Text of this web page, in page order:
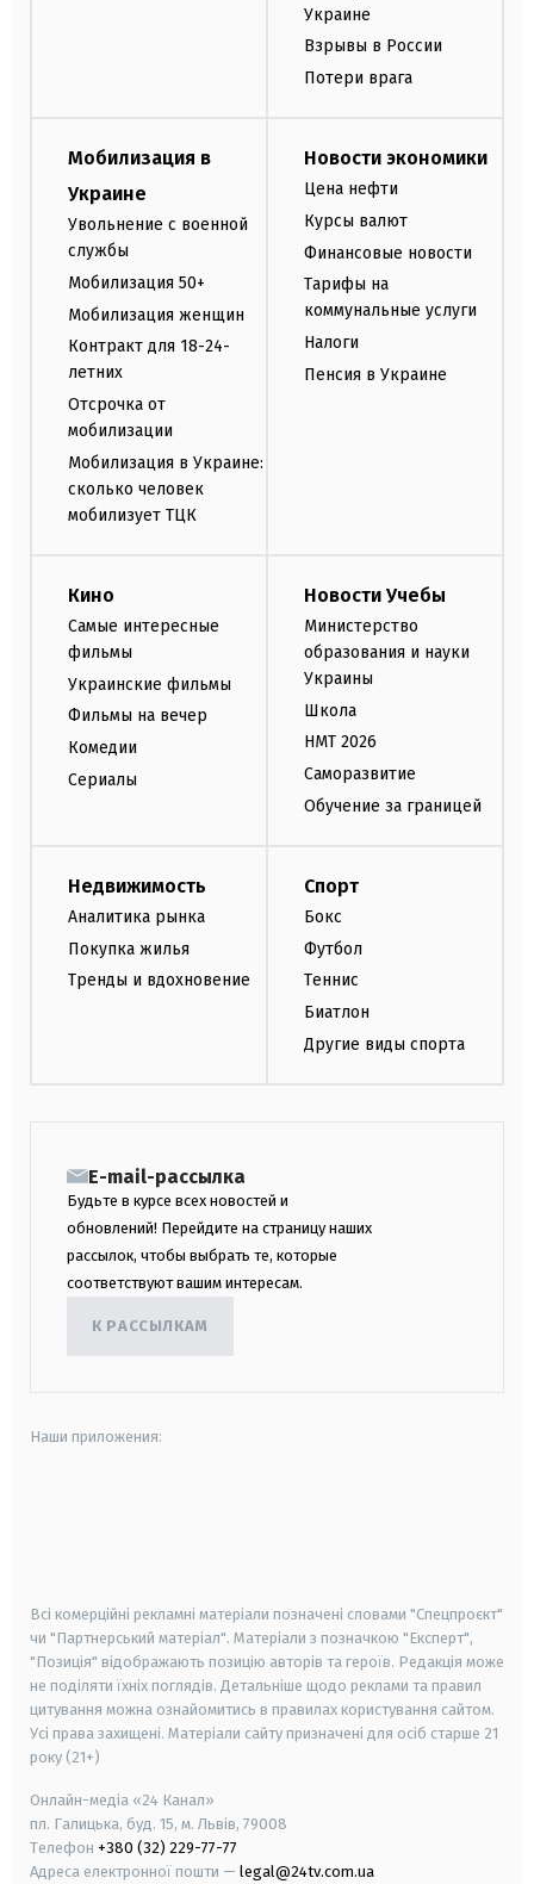
Украине
Взрывы в России
Потери врага
Мобилизация в
Украине
Увольнение с военной
службы
Мобилизация 50+
Мобилизация женщин
Контракт для 18-24-
летних
Отсрочка от
мобилизации
Мобилизация в Украине:
сколько человек
мобилизует ТЦК
Новости экономики
Цена нефти
Курсы валют
Финансовые новости
Тарифы на
коммунальные услуги
Налоги
Пенсия в Украине
Кино
Самые интересные
фильмы
Украинские фильмы
Фильмы на вечер
Комедии
Сериалы
Новости Учебы
Министерство
образования и науки
Украины
Школа
НМТ 2026
Саморазвитие
Обучение за границей
Недвижимость
Аналитика рынка
Покупка жилья
Тренды и вдохновение
Спорт
Бокс
Футбол
Теннис
Биатлон
Другие виды спорта
E-mail-рассылка
Будьте в курсе всех новостей и
обновлений! Перейдите на страницу наших
рассылок, чтобы выбрать те, которые
соответствуют вашим интересам.
К РАССЫЛКАМ
Наши приложения:
Всі комерційні рекламні матеріали позначені словами "Спецпроєкт"
чи "Партнерський матеріал". Матеріали з позначкою "Експерт",
"Позиція" відображають позицію авторів та героїв. Редакція може
не поділяти їхніх поглядів. Детальніше щодо реклами та правил
цитування можна ознайомитись в правилах користування сайтом.
Усі права захищені. Матеріали сайту призначені для осіб старше 21
року (21+)
Онлайн-медіа «24 Канал»
пл. Галицька, буд. 15, м. Львів, 79008
Телефон +380 (32) 229-77-77
Адреса електронної пошти — legal@24tv.com.ua